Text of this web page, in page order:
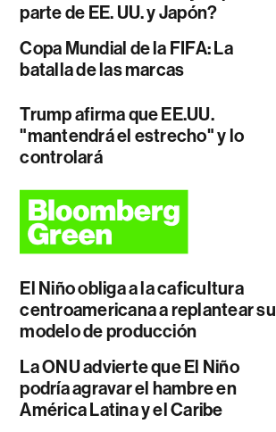
parte de EE. UU. y Japón?
Copa Mundial de la FIFA: La
batalla de las marcas
Trump afirma que EE.UU.
"mantendrá el estrecho" y lo
controlará
El Niño obliga a la caficultura
centroamericana a replantear su
modelo de producción
La ONU advierte que El Niño
podría agravar el hambre en
América Latina y el Caribe